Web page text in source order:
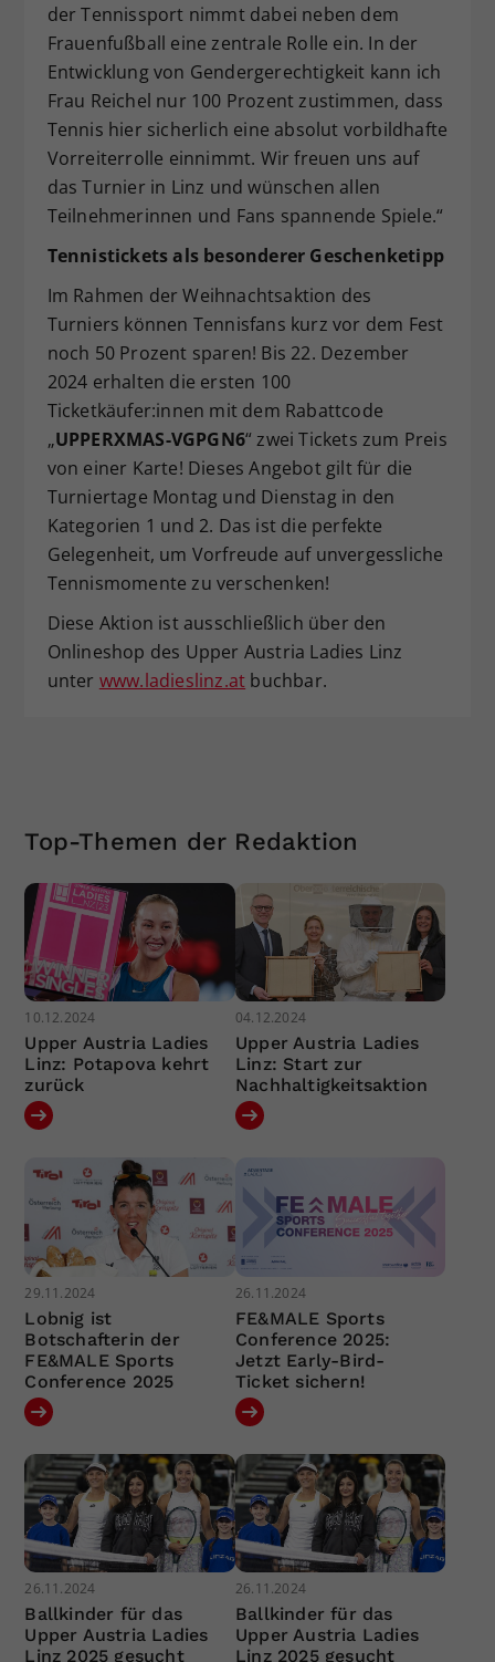
der Tennissport nimmt dabei neben dem
Frauenfußball eine zentrale Rolle ein. In der
Entwicklung von Gendergerechtigkeit kann ich
Frau Reichel nur 100 Prozent zustimmen, dass
Tennis hier sicherlich eine absolut vorbildhafte
Vorreiterrolle einnimmt. Wir freuen uns auf
das Turnier in Linz und wünschen allen
Teilnehmerinnen und Fans spannende Spiele.“
Tennistickets als besonderer Geschenketipp
Im Rahmen der Weihnachtsaktion des
Turniers können Tennisfans kurz vor dem Fest
noch 50 Prozent sparen! Bis 22. Dezember
2024 erhalten die ersten 100
Ticketkäufer:innen mit dem Rabattcode
„UPPERXMAS-VGPGN6“ zwei Tickets zum Preis
von einer Karte! Dieses Angebot gilt für die
Turniertage Montag und Dienstag in den
Kategorien 1 und 2. Das ist die perfekte
Gelegenheit, um Vorfreude auf unvergessliche
Tennismomente zu verschenken!
Diese Aktion ist ausschließlich über den
Onlineshop des Upper Austria Ladies Linz
unter www.ladieslinz.at buchbar.
Top-Themen der Redaktion
10.12.2024
Upper Austria Ladies
Linz: Potapova kehrt
zurück
04.12.2024
Upper Austria Ladies
Linz: Start zur
Nachhaltigkeitsaktion
29.11.2024
Lobnig ist
Botschafterin der
FE&MALE Sports
Conference 2025
26.11.2024
FE&MALE Sports
Conference 2025:
Jetzt Early-Bird-
Ticket sichern!
26.11.2024
Ballkinder für das
Upper Austria Ladies
Linz 2025 gesucht
26.11.2024
Ballkinder für das
Upper Austria Ladies
Linz 2025 gesucht